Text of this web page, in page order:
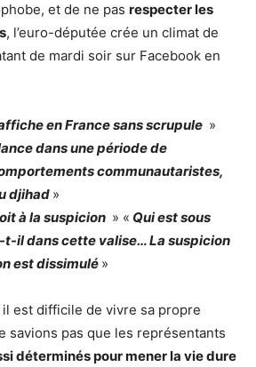
et de ne pas respecter les
, l’euro-députée crée un climat de
de mardi soir sur Facebook en
en France sans scrupule »
dans une période de
communautaristes,
djihad »
à la suspicion » « Qui est sous
t-il dans cette valise… La suspicion
est dissimulé »
il est difficile de vivre sa propre
savions pas que les représentants
déterminés pour mener la vie dure